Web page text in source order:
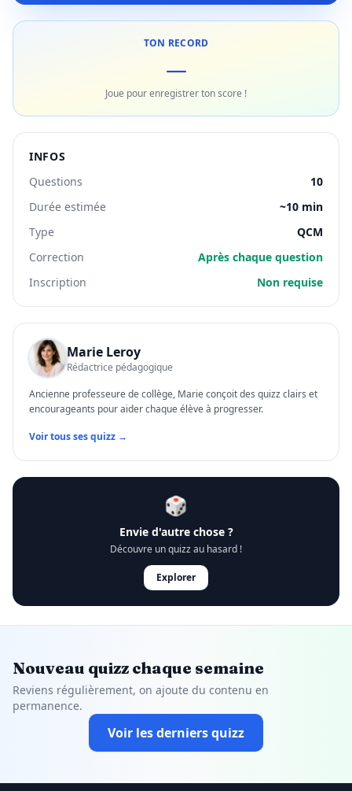
TON RECORD
—
Joue pour enregistrer ton score !
INFOS
Questions
10
Durée estimée
~10 min
Type
QCM
Correction
Après chaque question
Inscription
Non requise
Marie Leroy
Rédactrice pédagogique
Ancienne professeure de collège, Marie conçoit des quizz clairs et
encourageants pour aider chaque élève à progresser.
Voir tous ses quizz →
🎲
Envie d'autre chose ?
Découvre un quizz au hasard !
Explorer
Nouveau quizz chaque semaine
Reviens régulièrement, on ajoute du contenu en
permanence.
Voir les derniers quizz